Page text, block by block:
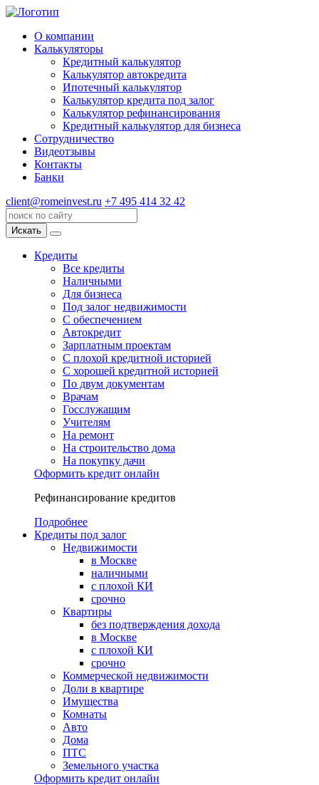
О компании
Калькуляторы
Кредитный калькулятор
Калькулятор автокредита
Ипотечный калькулятор
Калькулятор кредита под залог
Калькулятор рефинансирования
Кредитный калькулятор для бизнеса
Сотрудничество
Видеотзывы
Контакты
Банки
client@romeinvest.ru +7 495 414 32 42
Искать
Кредиты
Все кредиты
Наличными
Для бизнеса
Под залог недвижимости
С обеспечением
Автокредит
Зарплатным проектам
С плохой кредитной историей
С хорошей кредитной историей
По двум документам
Врачам
Госслужащим
Учителям
На ремонт
На строительство дома
На покупку дачи
Оформить кредит онлайн
Рефинансирование кредитов
Подробнее
Кредиты под залог
Недвижимости
в Москве
наличными
с плохой КИ
срочно
Квартиры
без подтверждения дохода
в Москве
с плохой КИ
срочно
Коммерческой недвижимости
Доли в квартире
Имущества
Комнаты
Авто
Дома
ПТС
Земельного участка
Оформить кредит онлайн